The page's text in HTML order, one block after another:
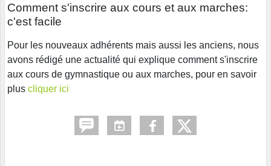
Comment s'inscrire aux cours et aux marches:
c'est facile
Pour les nouveaux adhérents mais aussi les anciens, nous
avons rédigé une actualité qui explique comment s'inscrire
aux cours de gymnastique ou aux marches, pour en savoir
plus cliquer ici